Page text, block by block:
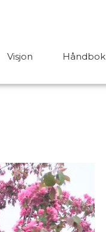
Visjon Håndbok